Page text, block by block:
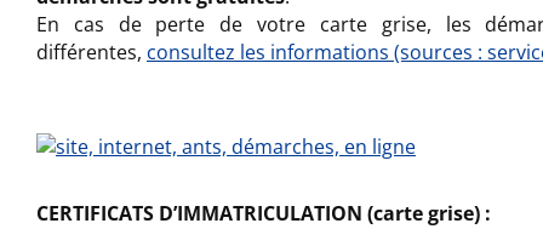
En cas de perte de votre carte grise, les
différentes, consultez les informations (sources :
CERTIFICATS D’IMMATRICULATION (carte grise) :